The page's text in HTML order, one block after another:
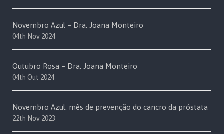
Novembro Azul – Dra. Joana Monteiro
04th Nov 2024
Outubro Rosa – Dra. Joana Monteiro
04th Out 2024
Novembro Azul: mês de prevenção do cancro da próstata
22th Nov 2023